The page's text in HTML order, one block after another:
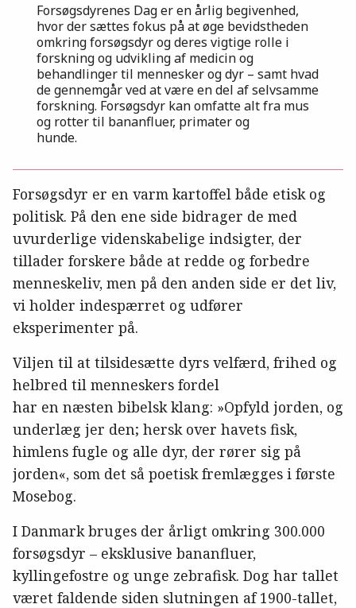
Forsøgsdyrenes Dag er en årlig begivenhed,
hvor der sættes fokus på at øge bevidstheden
omkring forsøgsdyr og deres vigtige rolle i
forskning og udvikling af medicin og
behandlinger til mennesker og dyr – samt hvad
de gennemgår ved at være en del af selvsamme
forskning. Forsøgsdyr kan omfatte alt fra mus
og rotter til bananfluer, primater og
hunde.
Forsøgsdyr er en varm kartoffel både etisk og
politisk. På den ene side bidrager de med
uvurderlige videnskabelige indsigter, der
tillader forskere både at redde og forbedre
menneskeliv, men på den anden side er det liv,
vi holder indespærret og udfører
eksperimenter på.
Viljen til at tilsidesætte dyrs velfærd, frihed og
helbred til menneskers fordel
har en næsten bibelsk klang: »Opfyld jorden, og
underlæg jer den; hersk over havets fisk,
himlens fugle og alle dyr, der rører sig på
jorden«, som det så poetisk fremlægges i første
Mosebog.
I Danmark bruges der årligt omkring 300.000
forsøgsdyr – eksklusive bananfluer,
kyllingefostre og unge zebrafisk. Dog har tallet
været faldende siden slutningen af 1900-tallet,